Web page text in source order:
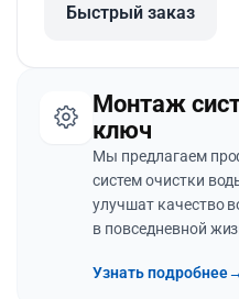
Быстрый заказ
Монтаж
ключ
Мы предлагаем
систем очистки
улучшат качество
в повседневной
Узнать подробнее→